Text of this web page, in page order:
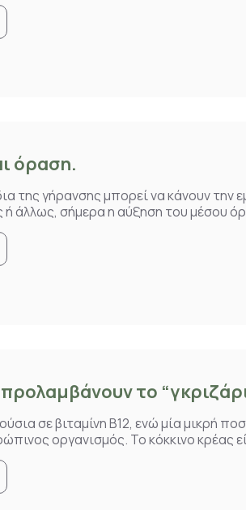
όραση.
της γήρανσης μπορεί να κάνουν την
άλλως, σήμερα η αύξηση του μέσου
τo
σε βιταμίνη Β12, ενώ μία
οργανισμός. Το κόκκινο κρέας